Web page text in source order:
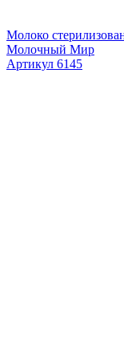
Молоко
Молочный Мир
Артикул 6145